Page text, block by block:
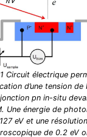
Circuit électrique
d’une tension de
pn in-situ
Une énergie de
127 eV et une résolution
de 0.2 eV